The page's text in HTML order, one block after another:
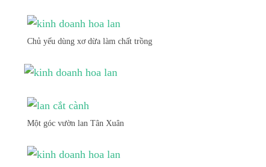
Chủ yếu dùng xơ dừa làm chất trồng
Một góc vườn lan Tân Xuân